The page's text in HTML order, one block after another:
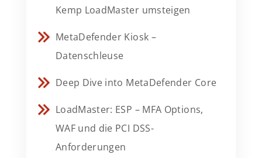
Kemp LoadMaster umsteigen
MetaDefender Kiosk –
Datenschleuse
Deep Dive into MetaDefender Core
LoadMaster: ESP – MFA Options,
WAF und die PCI DSS-
Anforderungen